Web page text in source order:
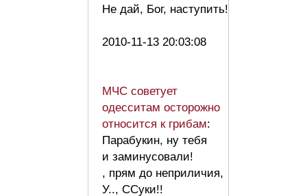
Не дай, Бог, наступить!
2010-11-13 20:03:08
МЧС советует
одесситам осторожно
относится к грибам:
Парабукин, ну тебя
и заминусовали!
, прям до неприличия,
У.., CСуки!!